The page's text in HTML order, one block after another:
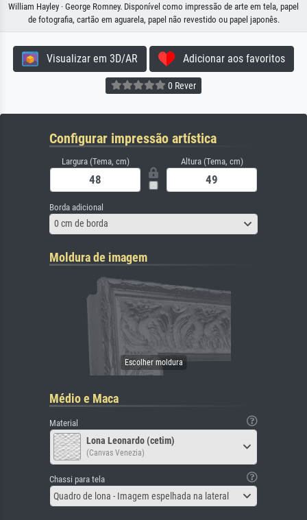
William Hayley · George Romney. Disponível como impressão de arte em tela, papel
de fotografia, cartão em aguarela, papel não revestido ou papel japonês.
Visualizar em 3D/AR Adicionar aos favoritos
0 Rever
Configurar impressão artística
Largura (Tema, cm) Altura (Tema, cm)
Borda adicional
0 cm de borda
Moldura de imagem
Médio e Maca
Material
Lona Leonardo (cetim)
(Canvas Venezia)
Chassi para tela
Quadro de lona - Imagem espelhada na lateral